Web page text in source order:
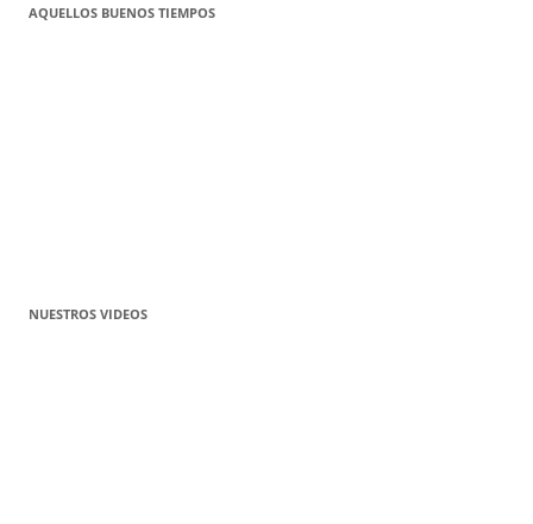
AQUELLOS BUENOS TIEMPOS
NUESTROS VIDEOS